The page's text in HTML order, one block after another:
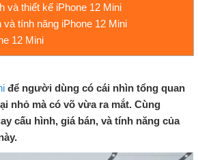
và thiết kế iPhone 12 Mini
tính năng iPhone 12 Mini
12 Mini
để người dùng có cái nhìn tổng quan
nhỏ mà có võ vừa ra mắt. Cùng
cấu hình, giá bán, và tính năng của